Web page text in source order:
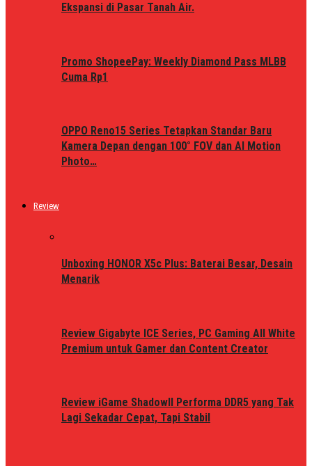
Ekspansi di Pasar Tanah Air.
Promo ShopeePay: Weekly Diamond Pass MLBB
Cuma Rp1
OPPO Reno15 Series Tetapkan Standar Baru
Kamera Depan dengan 100° FOV dan AI Motion
Photo…
Review
Unboxing HONOR X5c Plus: Baterai Besar, Desain
Menarik
Review Gigabyte ICE Series, PC Gaming All White
Premium untuk Gamer dan Content Creator
Review iGame ShadowII Performa DDR5 yang Tak
Lagi Sekadar Cepat, Tapi Stabil